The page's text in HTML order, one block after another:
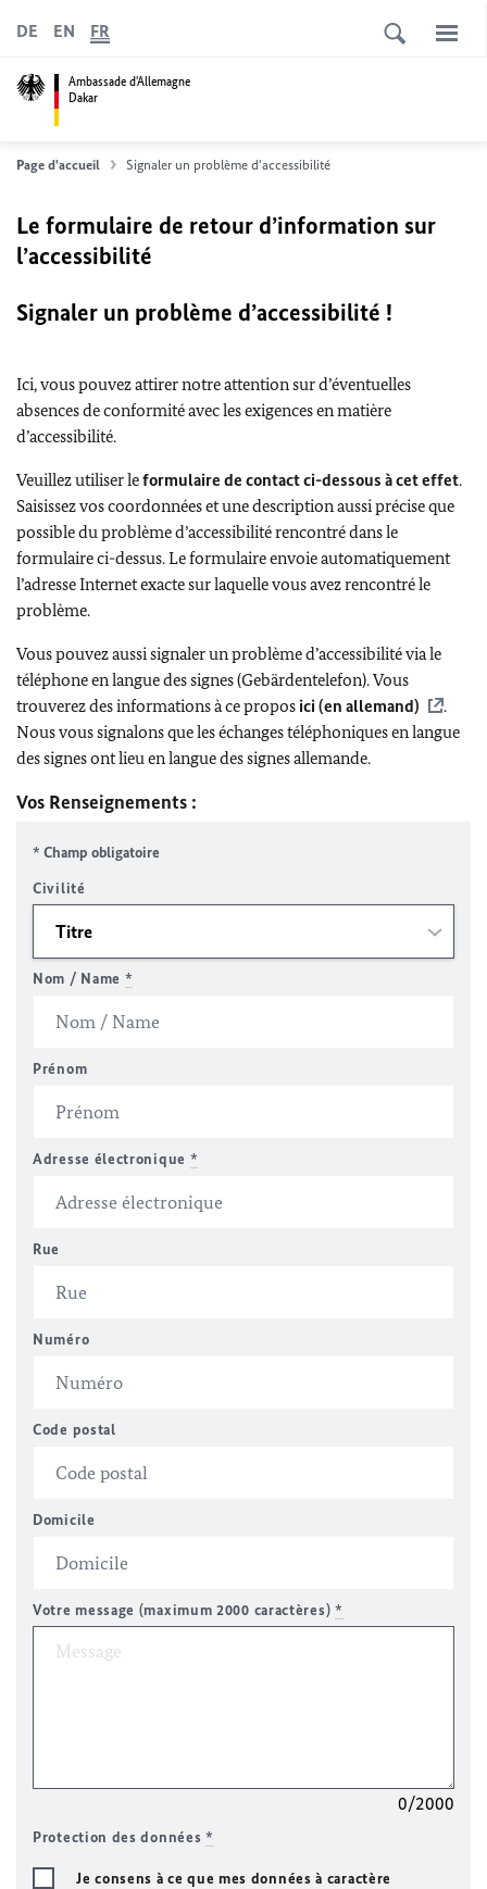
Ambassade d'Allemagne
Dakar
DE EN FR
Page d'accueil Signaler un problème d'accessibilité
Le formulaire de retour d’information sur
l’accessibilité
Signaler un problème d’accessibilité !
Ici, vous pouvez attirer notre attention sur d’éventuelles
absences de conformité avec les exigences en matière
d’accessibilité.
Veuillez utiliser leformulaire de contact ci-dessous à cet effet.
Saisissez vos coordonnées et une description aussi précise que
possible du problème d’accessibilité rencontré dans le
formulaire ci-dessus. Le formulaire envoie automatiquement
l’adresse Internet exacte sur laquelle vous avez rencontré le
problème.
Vous pouvez aussi signaler un problème d’accessibilité via le
téléphone en langue des signes (Gebärdentelefon). Vous
trouverez des informations à ce propos ici (en allemand)
.
Nous vous signalons que les échanges téléphoniques en langue
des signes ont lieu en langue des signes allemande.
Vos Renseignements :
* Champ obligatoire
Civilité
Nom / Name *
Prénom
Adresse électronique *
Rue
Numéro
Code postal
Domicile
Votre message (maximum 2000 caractères) *
0/2000
Protection des données*
Je consens à ce que mes données à caractère